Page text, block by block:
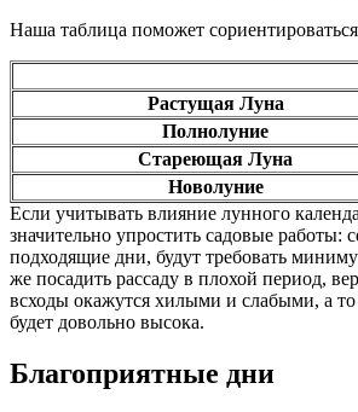
Наша таблица поможет
Растущая Луна
Полнолуние
Стареющая Луна
Новолуние
Если учитывать влияние лунного
значительно упростить садовые работы:
подходящие дни, будут требовать
же посадить рассаду в плохой период,
всходы окажутся хилыми и слабыми, а то
будет довольно высока.
Благоприятные дни